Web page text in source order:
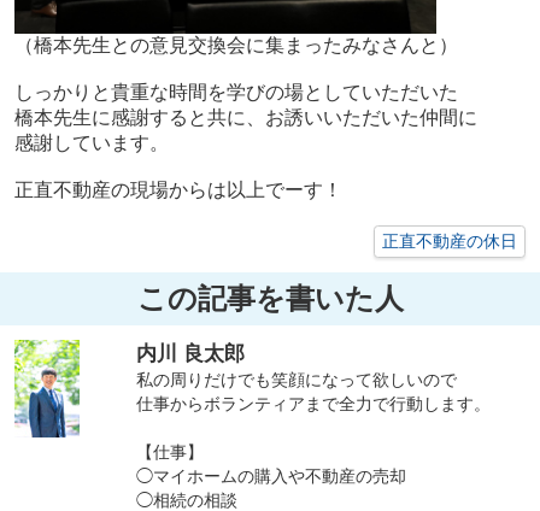
（橋本先生との意見交換会に集まったみなさんと）
しっかりと貴重な時間を学びの場としていただいた
橋本先生に感謝すると共に、お誘いいただいた仲間に
感謝しています。
正直不動産の現場からは以上でーす！
正直不動産の休日
この記事を書いた人
内川 良太郎
私の周りだけでも笑顔になって欲しいので
仕事からボランティアまで全力で行動します。
【仕事】
◯マイホームの購入や不動産の売却
◯相続の相談